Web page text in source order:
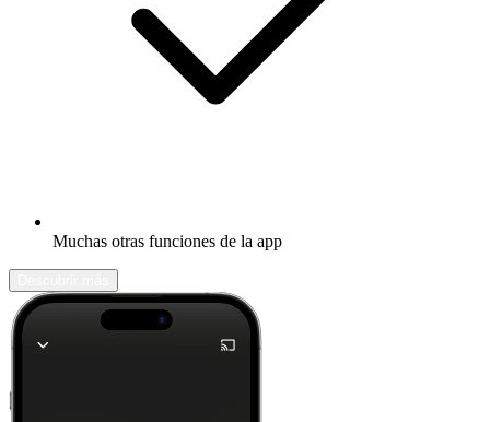
Muchas otras funciones de la app